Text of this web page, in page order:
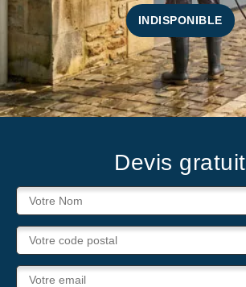
INDISPONIBLE
Devis gratuit